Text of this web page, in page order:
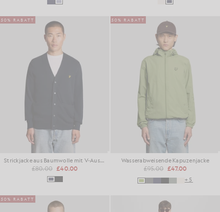
50% RABATT
Strickjacke aus Baumwolle mit V-Ausschnitt
£80.00 £40.00
50% RABATT
Wasserabweisende Kapuzenjacke
£95.00 £47.00
+5
50% RABATT